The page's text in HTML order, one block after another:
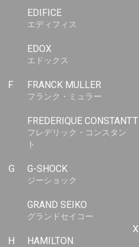
EDIFICE
エディフィス
EDOX
エドックス
F FRANCK MULLER
フランク・ミュラー
FREDERIQUE CONSTANT
フレデリック・コンスタン
ト
G G-SHOCK
ジーショック
GRAND SEIKO
グランドセイコー
H HAMILTON
T
X